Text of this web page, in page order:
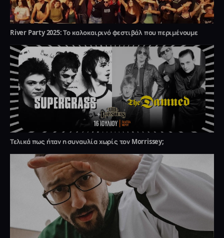
River Party 2025: Το καλοκαιρινό φεστιβάλ που περιμένουμε
Τελικά πως ήταν η συναυλία χωρίς τον Morrissey;